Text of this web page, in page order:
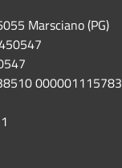
Marsciano (PG)
000001115783